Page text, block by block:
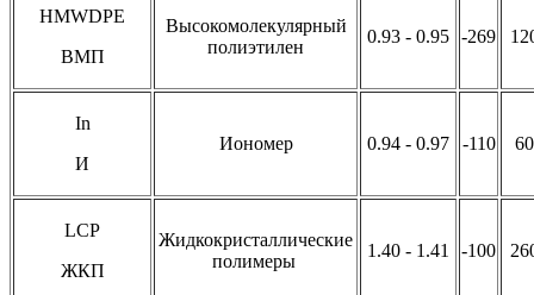
HMWDPE
ВМП
Высокомолекулярный
полиэтилен
0.93 - 0.95 -269
In
И
Иономер 0.94 - 0.97 -110 60
LCP
ЖКП
Жидкокристаллические
полимеры
1.40 - 1.41 -100